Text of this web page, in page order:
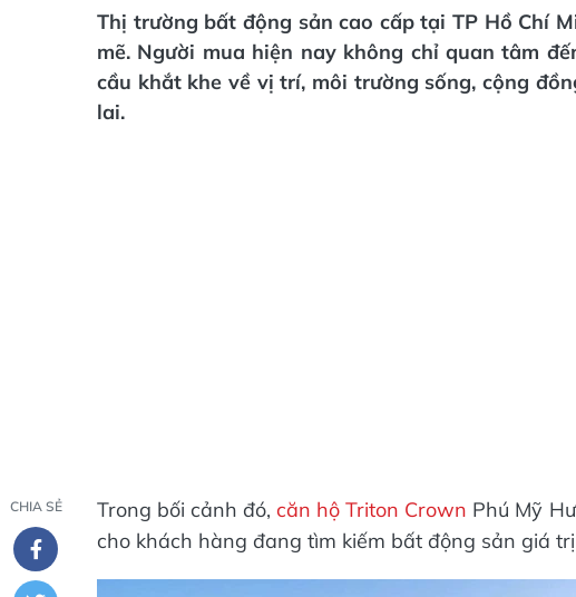
Thị trường bất động sản cao cấp tại TP Hồ Chí
mẽ. Người mua hiện nay không chỉ quan tâm
cầu khắt khe về vị trí, môi trường sống, cộng
lai.
CHIA SẺ Trong bối cảnh đó,căn hộ Triton Crown Phú Mỹ
cho khách hàng đang tìm kiếm bất động sản giá